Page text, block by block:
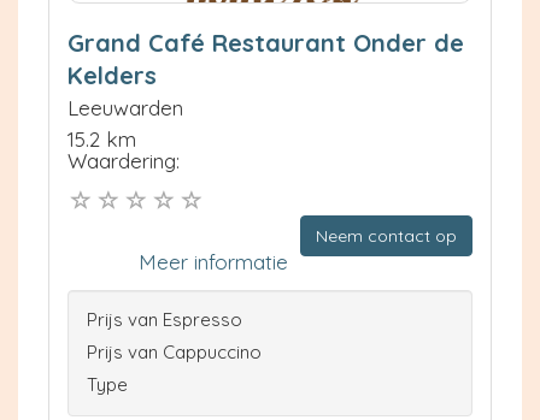
Grand Café Restaurant Onder de
Kelders
Leeuwarden
15.2 km
Waardering:
Neem contact op
Meer informatie
Prijs van Espresso
Prijs van Cappuccino
Type